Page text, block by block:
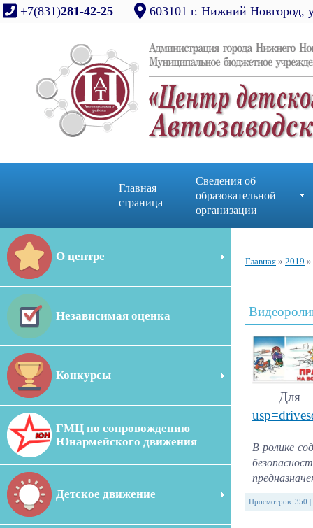
+7(831)281-42-25 603101 г. Нижний Новгород,
Главная
страница
Сведения об
образовательной
организации
О центре
Независимая оценка
Конкурсы
ГМЦ по сопровождению
Юнармейского движения
Детское движение
Главная » 2019 »
Для
В ролике
Просмотров: 350